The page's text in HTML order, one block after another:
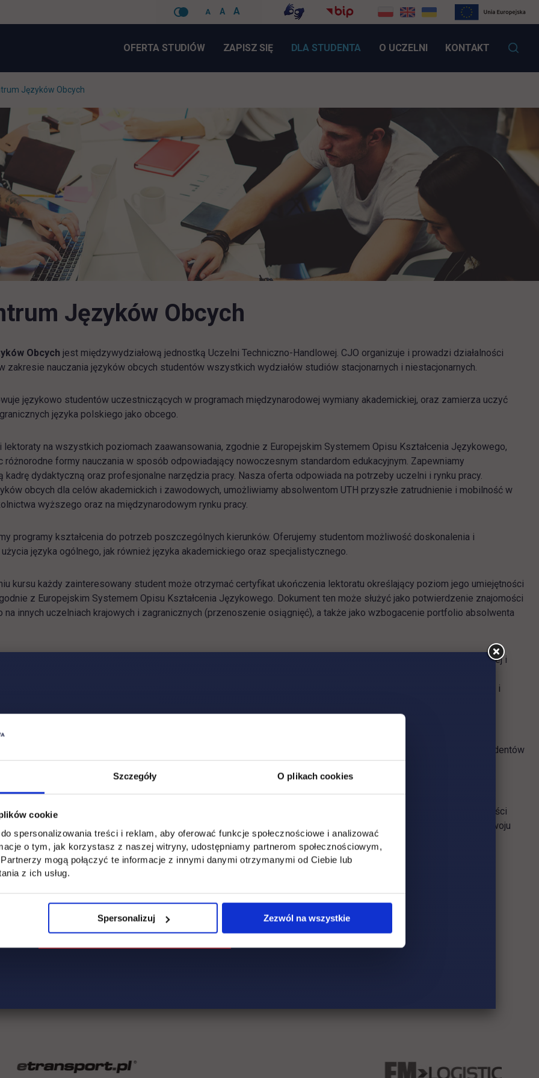
Szczegóły O plikach cookies
cookie
spersonalizowania treści i reklam, aby oferować funkcje społecznościowe i analizować
o tym, jak korzystasz z naszej witryny, udostępniamy partnerom społecznościowym,
mogą połączyć te informacje z innymi danymi otrzymanymi od Ciebie lub
z ich usług.
Spersonalizuj Zezwól na wszystkie
A A
A
nawigacje
OFERTA STUDIÓW ZAPISZ SIĘLINK OTWIERA SIĘ W NOWEJ KARCIE
DLA STUDENTA O UCZELNI KONTAKT
Języków Obcych
Języków Obcych
Obcych jest międzywydziałową jednostką Uczelni Techniczno-Handlowej. CJO organizuje i prowadzi działalności
zakresie nauczania języków obcych studentów wszystkich wydziałów studiów stacjonarnych i niestacjonarnych.
językowo studentów uczestniczących w programach międzynarodowej wymiany akademickiej, oraz zamierza uczyć
języka polskiego jako obcego.
lektoraty na wszystkich poziomach zaawansowania, zgodnie z Europejskim Systemem Opisu Kształcenia Językowego,
różnorodne formy nauczania w sposób odpowiadający nowoczesnym standardom edukacyjnym. Zapewniamy
kadrę dydaktyczną oraz profesjonalne narzędzia pracy. Nasza oferta odpowiada na potrzeby uczelni i rynku pracy.
obcych dla celów akademickich i zawodowych, umożliwiamy absolwentom UTH przyszłe zatrudnienie i mobilność w
wyższego oraz na międzynarodowym rynku pracy.
programy kształcenia do potrzeb poszczególnych kierunków. Oferujemy studentom możliwość doskonalenia i
języka ogólnego, jak również języka akademickiego oraz specjalistycznego.
kursu każdy zainteresowany student może otrzymać certyfikat ukończenia lektoratu określający poziom jego umiejętności
z Europejskim Systemem Opisu Kształcenia Językowego. Dokument ten może służyć jako potwierdzenie znajomości
na innych uczelniach krajowych i zagranicznych (przenoszenie osiągnięć), a także jako wzbogacenie portfolio absolwenta
Języków Obcych jest oferowanie studentom wszystkich wydziałów studiów stacjonarnych i niestacjonarnych rzetelnej i
działalności jest umożliwienie studentom UTH zdobycie umiejętności swobodnego funkcjonowania w wielojęzycznym i
Centrum Języków Obcych jest doskonalenie usług dydaktycznych i sposobów nauczania oraz uczenia się studentów
one potrzebom akademickim, zawodowym i osobistym studentów, a także wymaganiom rynku pracy, poprzez
nauczycieli CJO oraz warunków, w jakich przebiega kształcenie.
monitorowaniem programów nauczania języków obcych w UTH, analizą ankiet studenckich w celu podniesienia jakości
wdrażaniem ujednoliconych warunków zaliczeń i egzaminów oraz wprowadzeniem spójnego systemu rozwoju